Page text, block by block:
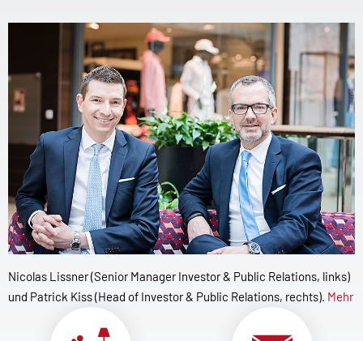
Nicolas Lissner (Senior Manager Investor & Public Relations, links)
und Patrick Kiss (Head of Investor & Public Relations, rechts). Mehr